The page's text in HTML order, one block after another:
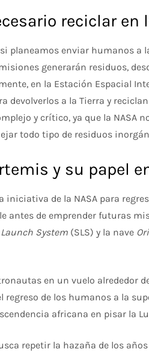
reciclar en
planeamos enviar humanos a
generarán residuos,
en la Estación Espacial
devolverlos a la Tierra y
y crítico, ya que la NASA
todo tipo de residuos
y su papel
iniciativa de la NASA para
antes de emprender futuras
System (SLS) y la nave
en un vuelo alrededor
regreso de los humanos a la
africana en pisar la
repetir la hazaña de los